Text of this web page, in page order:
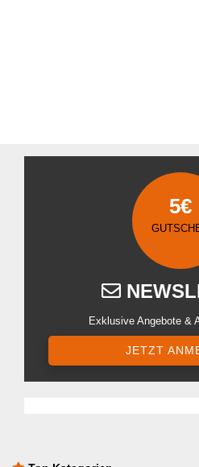
5€
Exklusive Angebote &
JETZT